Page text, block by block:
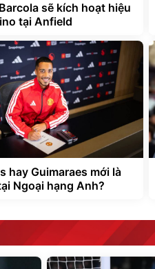
sẽ kích hoạt hiệu
tại Anfield
hay Guimaraes mới là
Ngoại hạng Anh?